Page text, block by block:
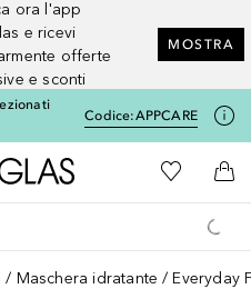
ora l'app
e ricevi
offerte
e sconti
MOSTRA
Codice:APPCARE
A Douglas HomeAlla Mia
Al
Maschera idratante Everyday